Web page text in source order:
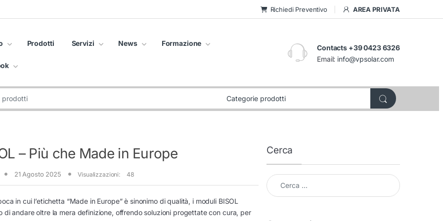
Richiedi Preventivo AREA PRIVATA
Prodotti Servizi News Formazione
Contacts +39 0423 6326
Email: info@vpsolar.com
– Più che Made in Europe
21 Agosto 2025 Visualizzazioni: 48
in cui l’etichetta “Made in Europe” è sinonimo di qualità, i moduli BISOL
di andare oltre la mera definizione, offrendo soluzioni progettate con cura, per
Cerca
Cerca per: